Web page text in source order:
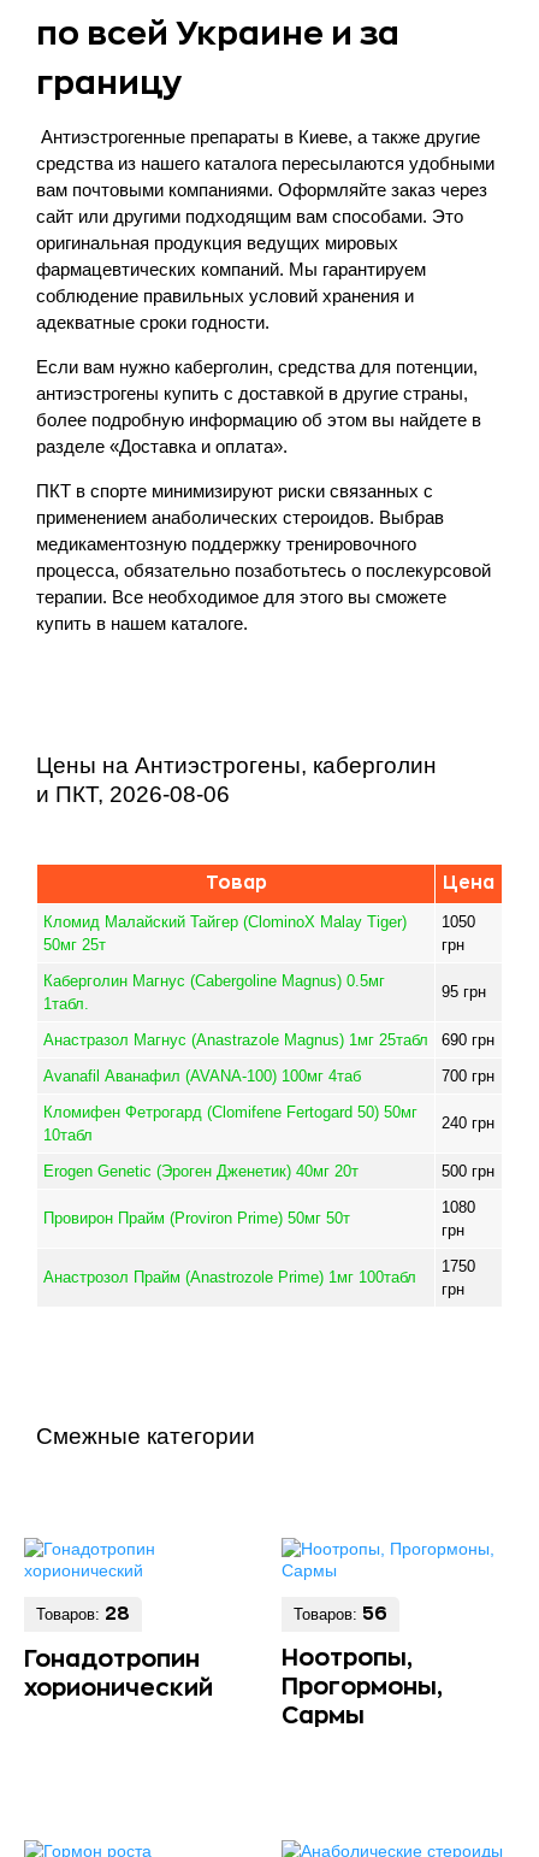
по всей Украине и за
границу
Антиэстрогенные препараты в Киеве, а также другие
средства из нашего каталога пересылаются удобными
вам почтовыми компаниями. Оформляйте заказ через
сайт или другими подходящим вам способами. Это
оригинальная продукция ведущих мировых
фармацевтических компаний. Мы гарантируем
соблюдение правильных условий хранения и
адекватные сроки годности.
Если вам нужно каберголин, средства для потенции,
антиэстрогены купить с доставкой в другие страны,
более подробную информацию об этом вы найдете в
разделе «Доставка и оплата».
ПКТ в спорте минимизируют риски связанных с
применением анаболических стероидов. Выбрав
медикаментозную поддержку тренировочного
процесса, обязательно позаботьтесь о послекурсовой
терапии. Все необходимое для этого вы сможете
купить в нашем каталоге.
Цены на Антиэстрогены, каберголин
и ПКТ, 2026-08-06
Товар Цена
Кломид Малайский Тайгер (ClominoX Malay Tiger)
50мг 25т
1050
грн
Каберголин Магнус (Сabergoline Magnus) 0.5мг
1табл.
95 грн
Анастразол Магнус (Anastrazole Magnus) 1мг 25табл 690 грн
Avanafil Аванафил (AVANA-100) 100мг 4таб
700 грн
Кломифен Фетрогард (Clomifene Fertogard 50) 50мг
10табл
240 грн
Erogen Genetic (Эроген Дженетик) 40мг 20т 500 грн
Провирон Прайм (Proviron Prime) 50мг 50т
1080
грн
Анастрозол Прайм (Anastrozole Prime) 1мг 100табл
1750
грн
Смежные категории
Товаров: 28
Гонадотропин
хорионический
Товаров: 56
Ноотропы,
Прогормоны,
Сармы